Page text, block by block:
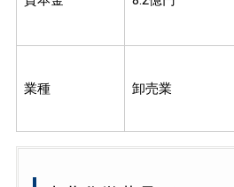
業種 卸売業